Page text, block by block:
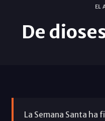
EL
De
La Semana Santa ha